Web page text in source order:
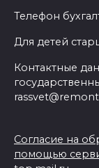
Телефон
Для детей
Контактные
Согласие на
помощью